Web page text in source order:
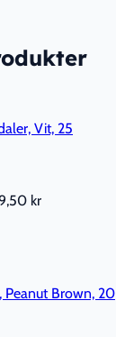
Vit, 25
kr
Peanut Brown, 20